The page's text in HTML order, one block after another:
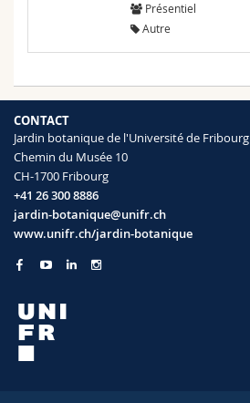
Présentiel
Autre
CONTACT
Jardin botanique de l'Université de Fribourg
Chemin du Musée 10
CH-1700 Fribourg
+41 26 300 8886
jardin-botanique@unifr.ch
www.unifr.ch/jardin-botanique